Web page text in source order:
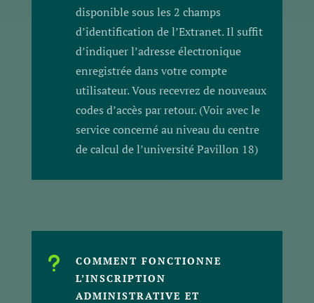
disponible sous les 2 champs
d’identification de l’Extranet. Il suffit
d’indiquer l’adresse électronique
enregistrée dans votre compte
utilisateur. Vous recevrez de nouveaux
codes d’accès par retour. (Voir avec le
service concerné au niveau du centre
de calcul de l’université Pavillon 18)
u
COMMENT FONCTIONNE
L’INSCRIPTION
ADMINISTRATIVE ET